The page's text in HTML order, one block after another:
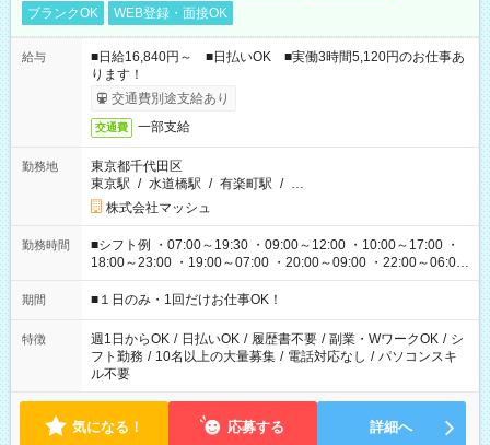
ブランクOK
WEB登録・面接OK
給与
■日給16,840円～ ■日払いOK ■実働3時間5,120円のお仕事あ
ります！
交通費別途支給あり
交通費 一部支給
勤務地
東京都千代田区
東京駅 / 水道橋駅 / 有楽町駅 / …
株式会社マッシュ
勤務時間
■シフト例 ・07:00～19:30 ・09:00～12:00 ・10:00～17:00 ・
18:00～23:00 ・19:00～07:00 ・20:00～09:00 ・22:00～06:00
etc ★最短で3時間で5,120円のお仕事から 15時間で2万円近く稼
げるお仕事も！ ご希望のお時間に合わせてご紹介！ ※シフトは
ください！
期間 ■１日のみ・1回だけお仕事OK！
特徴 週1日からOK / 日払いOK / 履歴書不要 / 副業・WワークOK / シ
フト勤務 / 10名以上の大量募集 / 電話対応なし / パソコンスキ
ル不要
気になる！ 応募する 詳細へ